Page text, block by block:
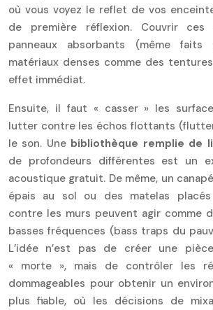
où vous voyez le reflet de vos
de première réflexion. Couvrir ces
panneaux absorbants (même
matériaux denses comme des
effet immédiat.
Ensuite, il faut « casser » les
lutter contre les échos flottants
le son. Une bibliothèque remplie de
de profondeurs différentes est un
acoustique gratuit. De même, un
épais au sol ou des matelas placés
contre les murs peuvent agir comme
basses fréquences (bass traps du
L’idée n’est pas de créer une
« morte », mais de contrôler les
dommageables pour obtenir un
plus fiable, où les décisions de